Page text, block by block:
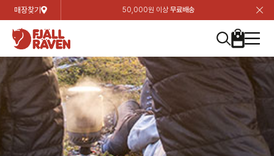
매장찾기 50,000원 이상무료배송
닫
검
색
장
바
바
구
니
닫
여성
남성
가방 & 용품
로
가
기
여성
바
구
니
닫
신제품
컬렉션
자켓
로
가
기
컬렉션
바
구
니
닫
컬렉션
리미티드 에디션
바르닥
로
가
기
자켓
바
구
니
닫
모든상품
트레킹 자켓
쉘 자켓
로
가
기
하의
바
구
니
닫
모든상품
트레킹 바지
스트레치 바지
로
가
기
상의
바
구
니
닫
모든상품
셔츠
플리스
로
가
기
악세서리
바
구
니
닫
모든상품
모자 & 비니
벨트 & 스카프
로
가
기
등산화
바
구
니
닫
모든상품
하이 & 미드컷
로우컷
로
가
기
남성
바
구
니
닫
신제품
컬렉션
자켓
로
가
기
시즌 하이라이트
바
구
니
닫
리미티드 에디션
바르닥
호야 사이클링
로
가
기
자켓
바
구
니
닫
모든상품
트레킹 자켓
쉘 자켓
로
가
기
하의
바
구
니
닫
모든상품
트레킹 바지
스트레치 바지
로
가
기
상의
바
구
니
닫
모든상품
셔츠
플리스
로
가
기
액세서리
바
구
니
닫
모든상품
모자 & 비니
벨트 & 스카프
로
가
기
등산화
바
구
니
닫
모든상품
하이 & 미드컷
로우컷
로
가
기
가방 & 용품
바
구
니
닫
신제품
칸켄
백팩&가방
로
가
기
칸켄
바
구
니
닫
모든상품
칸켄백
칸켄악세서리
로
가
기
백팩&가방
바
구
니
닫
모든상품
트레킹 백팩
백팩 액세서리
로
가
기
악세서리
바
구
니
닫
백팩 악세서리
지갑 및 포켓
여행 악세서리
로
가
기
텐트&침낭
바
구
니
닫
모든상품
텐트
슬리핑백
로
가
기
About us
바
구
니
닫
브랜드소개
지속가능성
제품가이드
로
가
기
Experiences
바
구
니
닫
아티클
피엘라벤 클래식
피엘라벤 폴라
로
가
기
고객센터
바
구
니
닫
공지사항
1:1 상담
상품후기